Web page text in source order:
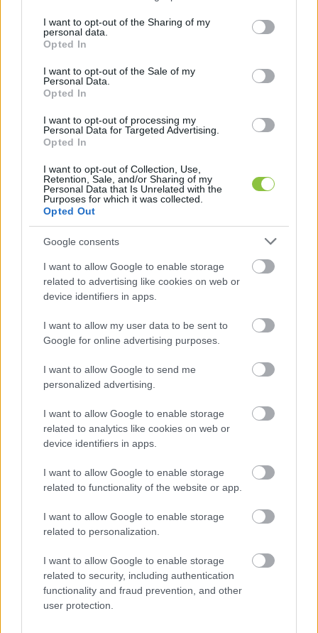
not limited to your visit or usage behaviour. You may click to
grant or deny consent to Google and its third-party tags to
use your data for below specified purposes in below Google
consent section.
I want to opt-out of the Sharing of my
personal data.
Opted In
I want to opt-out of the Sale of my
Personal Data.
Opted In
I want to opt-out of processing my
Personal Data for Targeted Advertising.
Opted In
I want to opt-out of Collection, Use,
Retention, Sale, and/or Sharing of my
Personal Data that Is Unrelated with the
Purposes for which it was collected.
Opted Out
Google consents
I want to allow Google to enable storage
related to advertising like cookies on web or
device identifiers in apps.
I want to allow my user data to be sent to
Google for online advertising purposes.
I want to allow Google to send me
personalized advertising.
I want to allow Google to enable storage
related to analytics like cookies on web or
device identifiers in apps.
I want to allow Google to enable storage
related to functionality of the website or app.
I want to allow Google to enable storage
related to personalization.
I want to allow Google to enable storage
related to security, including authentication
functionality and fraud prevention, and other
user protection.
Filmvetítés után az alkotás
kulisszatitkaiba is betekinthetnek a
látogatók a Kecskeméti
Rajzfilmstúdióban
Különleges programmal készül az ötvenöt éves
Kecskeméti Rajzfilmstúdió: a magyar szentekről szóló
sorozat három részének vetítésére és egy azzal
Hraskó István 2026. 03. 11.
Kecskeméti Tavaszi Fesztivál,
amelyet negyven éve rendeztek meg
először
Március 13-tól 29-ig ismét sok kulturális programmal várja
az érdeklődőket a Kecskeméti Tavaszi Fesztivál. A